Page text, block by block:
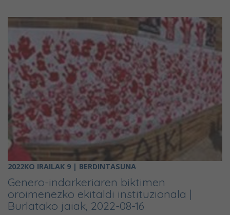
2022KO IRAILAK 9 | BERDINTASUNA
Genero-indarkeriaren biktimen
oroimenezko ekitaldi instituzionala |
Burlatako jaiak, 2022-08-16